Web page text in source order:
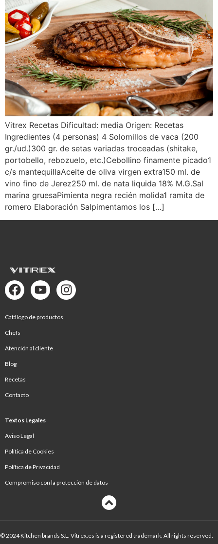
Vitrex Recetas Dificultad: media Origen: Recetas
Ingredientes (4 personas) 4 Solomillos de vaca (200
gr./ud.)300 gr. de setas variadas troceadas (shitake,
portobello, rebozuelo, etc.)Cebollino finamente picado1
c/s mantequillaAceite de oliva virgen extra150 ml. de
vino fino de Jerez250 ml. de nata liquida 18% M.G.Sal
marina gruesaPimienta negra recién molida1 ramita de
romero Elaboración Salpimentamos los […]
Catálogo de productos
Chefs
Atención al cliente
Blog
Recetas
Contacto
Textos Legales
Aviso Legal
Política de Cookies
Política de Privacidad
Compromiso con la protección de datos
© 2024 Kitchen brands S.L. Vitrex.es is a registered trademark. All rights reserved.